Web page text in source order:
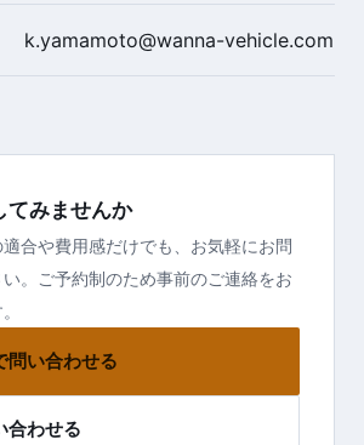
k.yamamoto@wanna-vehicle.com
てみませんか
合や費用感だけでも、お気軽にお問
。ご予約制のため事前のご連絡をお
問い合わせる
合わせる